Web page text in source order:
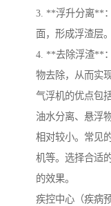
3. **浮升分离**
面，形成浮渣层。
4. **去除浮渣**
物去除，从而实
气浮机的优点包
油水分离、悬浮
相对较小。常见
机等。选择合适
的效果。
疾控中心（疾病